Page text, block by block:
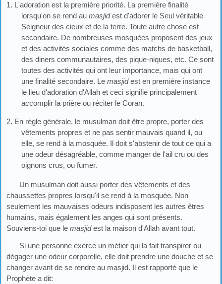
1. L'adoration est la première priorité. La première finalité
lorsqu'on se rend aumasjidest d'adorer le Seul véritable
Seigneur des cieux et de la terre. Toute autre chose est
secondaire. De nombreuses mosquées proposent des jeux
et des activités sociales comme des matchs de basketball,
des diners communautaires, des pique-niques, etc. Ce sont
toutes des activités qui ont leur importance, mais qui ont
une finalité secondaire. Lemasjidest en première instance
le lieu d'adoration d'Allah et ceci signifie principalement
accomplir la prière ou réciter le Coran.
2. En règle générale, le musulman doit être propre, porter des
vêtements propres et ne pas sentir mauvais quand il, ou
elle, se rend à la mosquée. Il doit s'abstenir de tout ce qui a
une odeur désagréable, comme manger de l'ail cru ou des
oignons crus, ou fumer.
Un musulman doit aussi porter des vêtements et des
chaussettes propres lorsqu'il se rend à la mosquée. Non
seulement les mauvaises odeurs indisposent les autres êtres
humains, mais également les anges qui sont présents.
Souviens-toi que le masjidest la maison d'Allah avant tout.
Si une personne exerce un métier qui la fait transpirer ou
dégager une odeur corporelle, elle doit prendre une douche et se
changer avant de se rendre au masjid. Il est rapporté que le
Prophète a dit: